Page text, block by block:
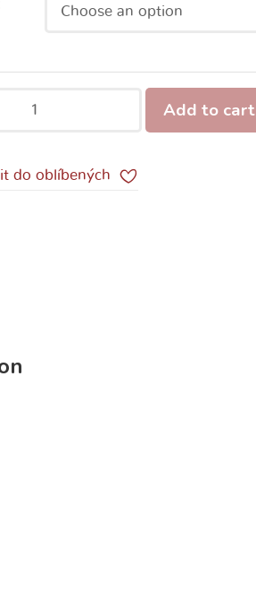
Add to cart
do oblíbených